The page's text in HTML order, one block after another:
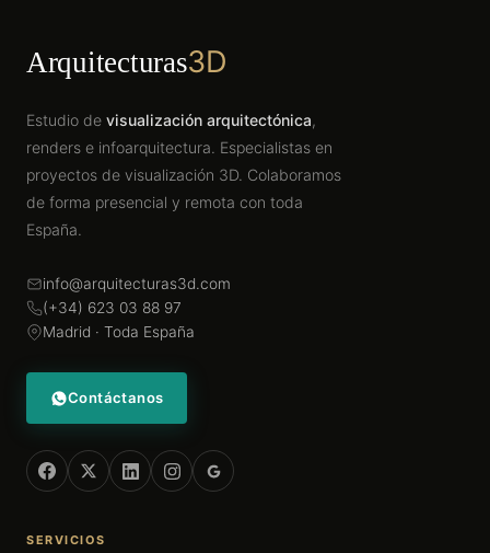
Arquitecturas3D
Estudio de visualización arquitectónica,
renders e infoarquitectura. Especialistas en
proyectos de visualización 3D. Colaboramos
de forma presencial y remota con toda
España.
info@arquitecturas3d.com
(+34) 623 03 88 97
Madrid · Toda España
Contáctanos
SERVICIOS